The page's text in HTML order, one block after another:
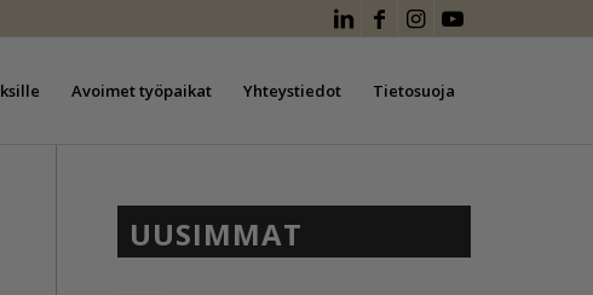
Avoimet työpaikat Yhteystiedot Tietosuoja
UUSIMMAT